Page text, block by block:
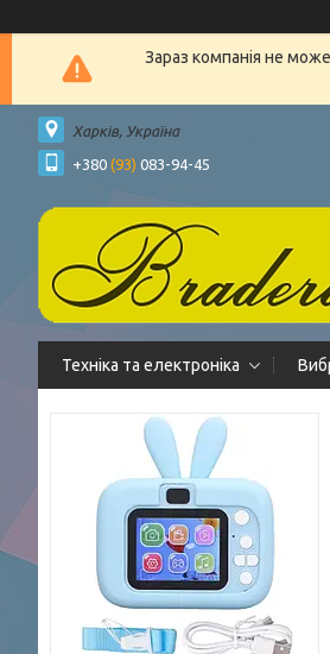
Зараз компанія не
Харків, Україна
+380 (93) 083-94-45
Техніка та електроніка